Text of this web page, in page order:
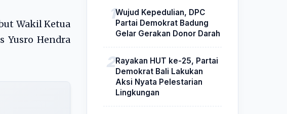
Wakil Ketua
Yusro Hendra
Wujud Kepedulian, DPC
Partai Demokrat Badung
Gelar Gerakan Donor Darah
Rayakan HUT ke-25, Partai
Demokrat Bali Lakukan
Aksi Nyata Pelestarian
Lingkungan